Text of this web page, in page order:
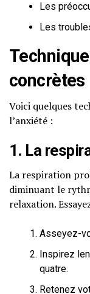
Les
Les
concrètes
Voici quelques
l’anxiété :
1. La
La respiration
diminuant le
relaxation.
Asseyez-
Inspirez
quatre.
Retenez